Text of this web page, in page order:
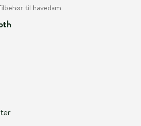
til havedam